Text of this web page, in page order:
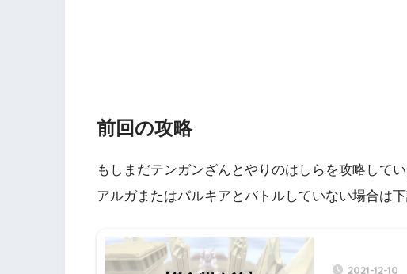
前回の攻略
もしまだテンガンざんとやりのはしらを攻略して
アルガまたはパルキアとバトルしていない場合は
2021-12-10